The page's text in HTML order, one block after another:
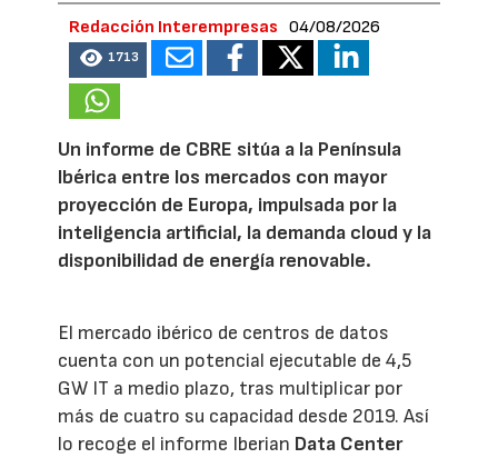
Redacción Interempresas 04/08/2026
1713
Un informe de CBRE sitúa a la Península
Ibérica entre los mercados con mayor
proyección de Europa, impulsada por la
inteligencia artificial, la demanda cloud y la
disponibilidad de energía renovable.
El mercado ibérico de centros de datos
cuenta con un potencial ejecutable de 4,5
GW IT a medio plazo, tras multiplicar por
más de cuatro su capacidad desde 2019. Así
lo recoge el informe Iberian Data Center